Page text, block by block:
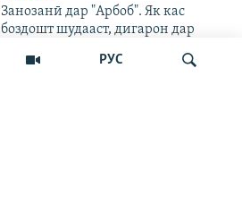
РУС
Занозанӣ дар "Арбоб". Як кас
боздошт шудааст, дигарон дар